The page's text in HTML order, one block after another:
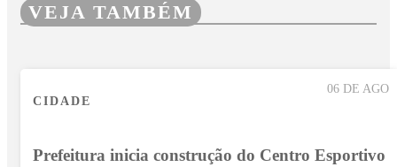
VEJA TAMBÉM
06 DE AGO
CIDADE
Prefeitura inicia construção do Centro Esportivo